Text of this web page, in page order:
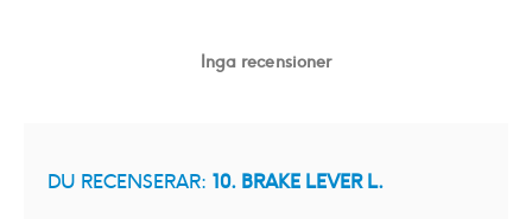
Inga recensioner
DU RECENSERAR: 10. BRAKE LEVER L.